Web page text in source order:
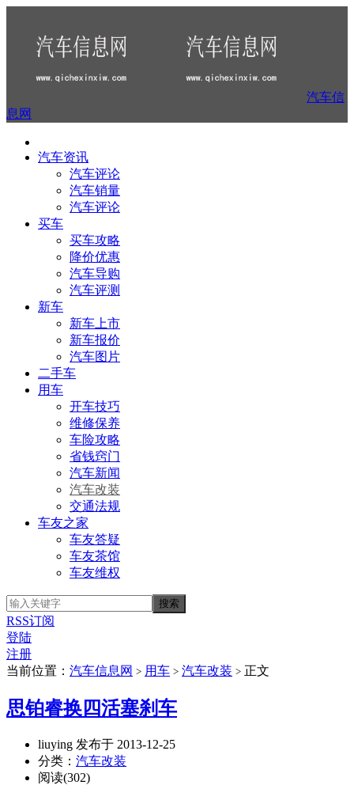
汽车信
息网
汽车资讯
汽车评论
汽车销量
汽车评论
买车
买车攻略
降价优惠
汽车导购
汽车评测
新车
新车上市
新车报价
汽车图片
二手车
用车
开车技巧
维修保养
车险攻略
省钱窍门
汽车新闻
汽车改装
交通法规
车友之家
车友答疑
车友茶馆
车友维权
RSS订阅
登陆
注册
当前位置： 汽车信息网 > 用车 > 汽车改装 > 正文
思铂睿换四活塞刹车
liuying 发布于 2013-12-25
分类： 汽车改装
阅读(302)